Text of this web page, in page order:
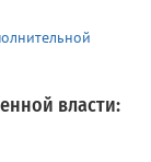
власти: